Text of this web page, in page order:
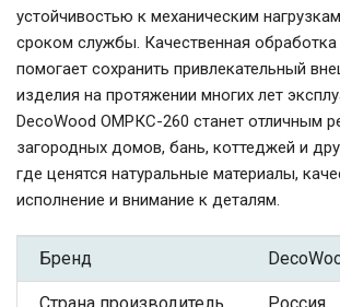
устойчивостью к механическим
сроком службы. Качественная
помогает сохранить привлекательный
изделия на протяжении многих лет
DecoWood ОМРКС-260 станет отличным
загородных домов, бань, коттеджей и
где ценятся натуральные материалы,
исполнение и внимание к деталям.
Бренд